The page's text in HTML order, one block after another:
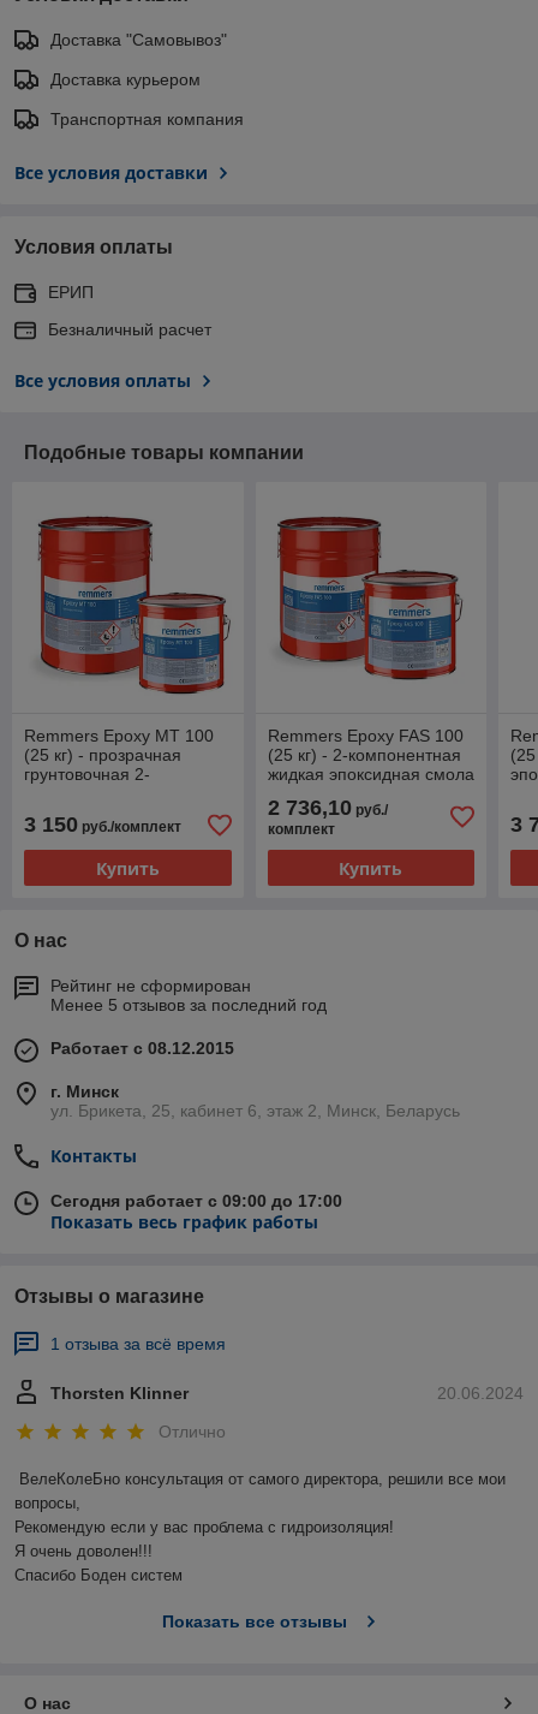
Доставка "Самовывоз"
Доставка курьером
Транспортная компания
Все условия доставки
Условия оплаты
ЕРИП
Безналичный расчет
Все условия оплаты
Подобные товары компании
Remmers Epoxy MT 100
(25 кг) - прозрачная
грунтовочная 2-
эпоксидная смола с
быстрым отверждением
3 150 руб./комплект
Купить
Remmers Epoxy FAS 100
(25 кг) - 2-компонентная
жидкая эпоксидная смола
2 736,10руб./
комплект
Купить
3
О нас
Рейтинг не сформирован
Менее 5 отзывов за последний год
Работает с 08.12.2015
г. Минск
ул. Брикета, 25, кабинет 6, этаж 2, Минск, Беларусь
Контакты
Сегодня работает с 09:00 до 17:00
Показать весь график работы
Отзывы о магазине
1 отзыва за всё время
20.06.2024
Thorsten Klinner
Отлично
ВелеКолеБно консультация от самого директора, решили все мои
вопросы,
Рекомендую если у вас проблема с гидроизоляция!
Я очень доволен!!!
Спасибо Боден систем
Показать все отзывы
О нас